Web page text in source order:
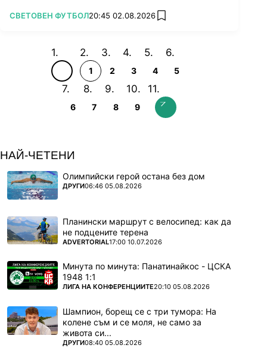
ПОВЕЧЕ ОТ
СВЕТОВЕН ФУТБОЛ20:45 02.08.2026 add favorites
1 2 3 4 5
6 7 8 9
НАЙ-ЧЕТЕНИ
Олимпийски герой остана без дом
ПОВЕЧЕ ОТ
ДРУГИ06:46 05.08.2026
Планински маршрут с велосипед: как да
не подцените терена
ПОВЕЧЕ ОТ
ADVERTORIAL17:00 10.07.2026
Минута по минута: Панатинайкос - ЦСКА
1948 1:1
ПОВЕЧЕ ОТ
ЛИГА НА КОНФЕРЕНЦИИТЕ20:10 05.08.2026
Шампион, борещ се с три тумора: На
колене съм и се моля, не само за
живота си...
ПОВЕЧЕ ОТ
ДРУГИ08:40 05.08.2026